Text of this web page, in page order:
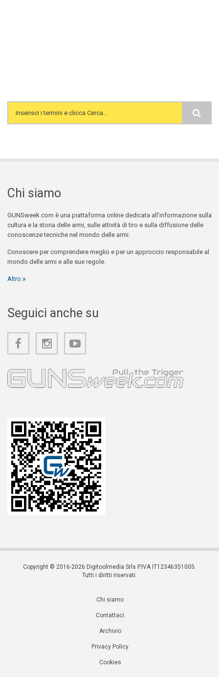
Search form
Chi siamo
GUNSweek.com è una piattaforma online dedicata all'informazione sulla
cultura e la storia delle armi, sulle attività di tiro e sulla diffusione delle
conoscenze tecniche nel mondo delle armi.
Conoscere per comprendere meglio e per un approccio responsabile al
mondo delle armi e alle sue regole.
Altro
Seguici anche su
Copyright © 2016-2026 Digitoolmedia Srls P.IVA IT12346351005.
Tutti i diritti riservati.
Chi siamo
Contattaci
Archivio
Privacy Policy
Cookies